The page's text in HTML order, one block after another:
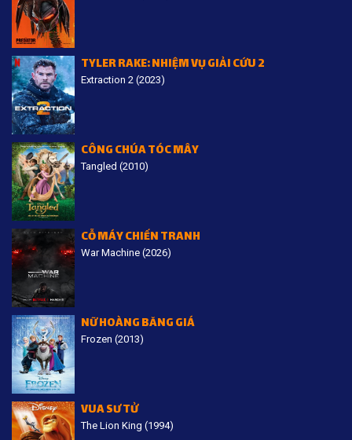
TYLER RAKE: NHIỆM VỤ GIẢI CỨU 2
Extraction 2 (2023)
CÔNG CHÚA TÓC MÂY
Tangled (2010)
CỖ MÁY CHIẾN TRANH
War Machine (2026)
NỮ HOÀNG BĂNG GIÁ
Frozen (2013)
VUA SƯ TỬ
The Lion King (1994)